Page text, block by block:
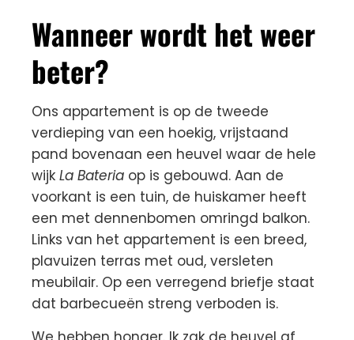
Wanneer wordt het weer
beter?
Ons appartement is op de tweede
verdieping van een hoekig, vrijstaand
pand bovenaan een heuvel waar de hele
wijk La Bateria op is gebouwd. Aan de
voorkant is een tuin, de huiskamer heeft
een met dennenbomen omringd balkon.
Links van het appartement is een breed,
plavuizen terras met oud, versleten
meubilair. Op een verregend briefje staat
dat barbecueën streng verboden is.